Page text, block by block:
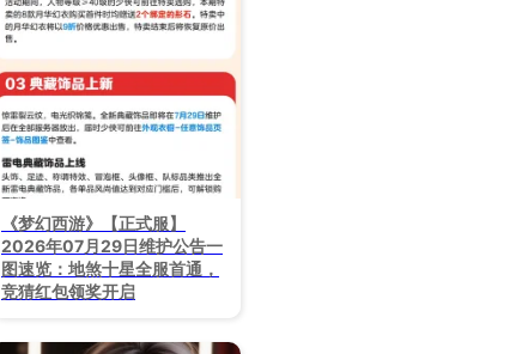
《梦幻西游》【正式服】
2026年07月29日维护公告一
图速览：地煞十星全服首通，
竞猜红包领奖开启